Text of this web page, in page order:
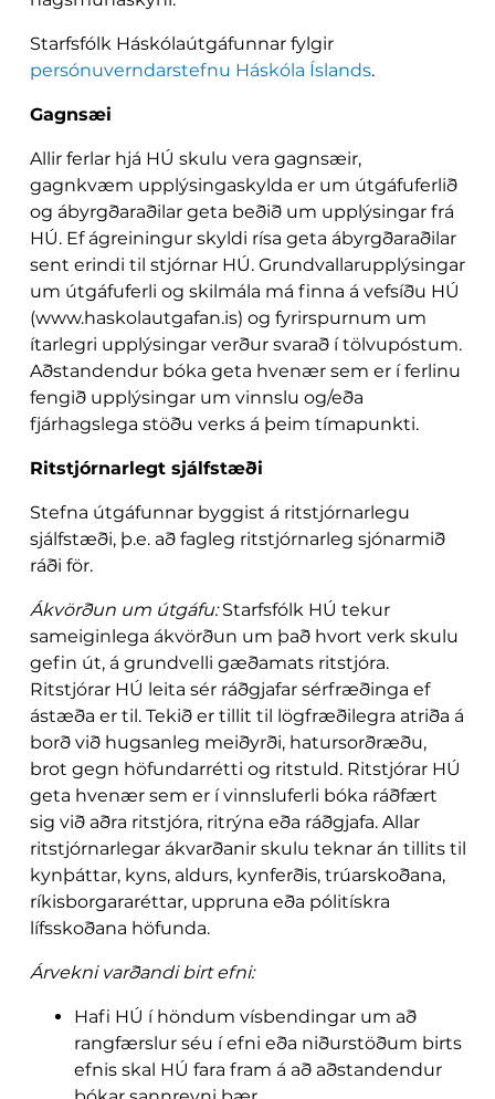
Starfsfólk Háskólaútgáfunnar fylgir
persónuverndarstefnu Háskóla Íslands.
Gagnsæi
Allir ferlar hjá HÚ skulu vera gagnsæir,
gagnkvæm upplýsingaskylda er um útgáfuferlið
og ábyrgðaraðilar geta beðið um upplýsingar frá
HÚ. Ef ágreiningur skyldi rísa geta ábyrgðaraðilar
sent erindi til stjórnar HÚ. Grundvallarupplýsingar
um útgáfuferli og skilmála má finna á vefsíðu HÚ
(www.haskolautgafan.is) og fyrirspurnum um
ítarlegri upplýsingar verður svarað í tölvupóstum.
Aðstandendur bóka geta hvenær sem er í ferlinu
fengið upplýsingar um vinnslu og/eða
fjárhagslega stöðu verks á þeim tímapunkti.
Ritstjórnarlegt sjálfstæði
Stefna útgáfunnar byggist á ritstjórnarlegu
sjálfstæði, þ.e. að fagleg ritstjórnarleg sjónarmið
ráði för.
Ákvörðun um útgáfu:Starfsfólk HÚ tekur
sameiginlega ákvörðun um það hvort verk skulu
gefin út, á grundvelli gæðamats ritstjóra.
Ritstjórar HÚ leita sér ráðgjafar sérfræðinga ef
ástæða er til. Tekið er tillit til lögfræðilegra atriða á
borð við hugsanleg meiðyrði, hatursorðræðu,
brot gegn höfundarrétti og ritstuld. Ritstjórar HÚ
geta hvenær sem er í vinnsluferli bóka ráðfært
sig við aðra ritstjóra, ritrýna eða ráðgjafa. Allar
ritstjórnarlegar ákvarðanir skulu teknar án tillits til
kynþáttar, kyns, aldurs, kynferðis, trúarskoðana,
ríkisborgararéttar, uppruna eða pólitískra
lífsskoðana höfunda.
Árvekni varðandi birt efni:
Hafi HÚ í höndum vísbendingar um að
rangfærslur séu í efni eða niðurstöðum birts
efnis skal HÚ fara fram á að aðstandendur